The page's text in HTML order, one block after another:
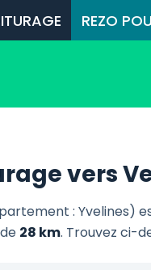
REZO
vers
: Yvelines)
28 km. Trouvez ci-